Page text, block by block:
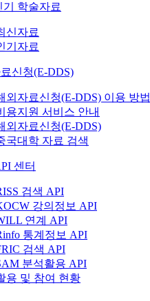
기 학술자료
신자료
기자료
신청(E-DDS)
외자료신청(E-DDS) 이용 방법
용지원 서비스 안내
외자료신청(E-DDS)
국대학 자료 검색
센터
검색 API
강의정보 API
연계 API
통계정보 API
검색 API
분석활용 API
용 및 참여 현황